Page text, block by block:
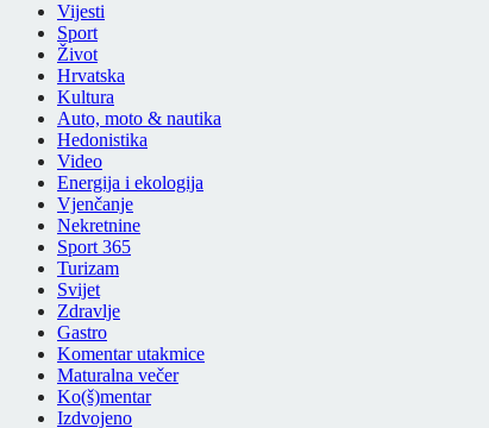
Vijesti
Sport
Život
Hrvatska
Kultura
Auto, moto & nautika
Hedonistika
Video
Energija i ekologija
Vjenčanje
Nekretnine
Sport 365
Turizam
Svijet
Zdravlje
Gastro
Komentar utakmice
Maturalna večer
Ko(š)mentar
Izdvojeno